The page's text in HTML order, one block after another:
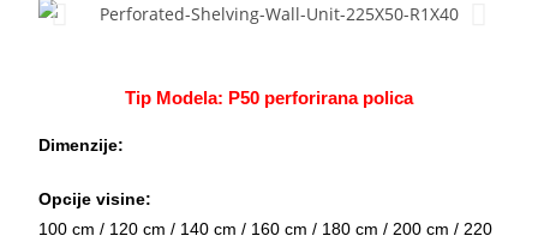
Tip Modela: P50 perforirana polica
Dimenzije:
Opcije visine:
100 cm / 120 cm / 140 cm / 160 cm / 180 cm / 200 cm / 220